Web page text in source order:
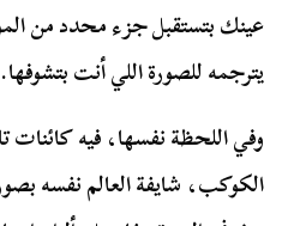
عينك بتستقبل جزء محدد من
يترجمه للصورة اللي أنت بتشوفها.
وفي اللحظة نفسها، فيه كائنات
الكوكب، شايفة العالم نفسه